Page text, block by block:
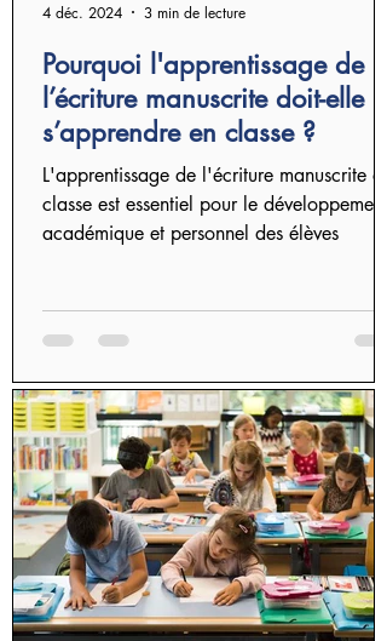
Pourquoi l'apprentissage de
l’écriture manuscrite doit-elle
s’apprendre en classe ?
L'apprentissage de l'écriture manuscrite en
classe est essentiel pour le développement
académique et personnel des élèves
4 déc. 2024 3 min de lecture